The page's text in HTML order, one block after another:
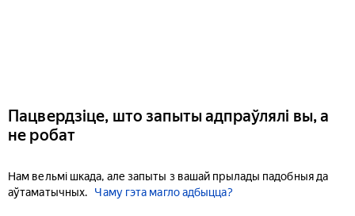
Пацвердзіце, што запыты адпраўлялі вы, а
не робат
Нам вельмі шкада, але запыты з вашай прылады падобныя да
аўтаматычных.
Чаму гэта магло адбыцца?